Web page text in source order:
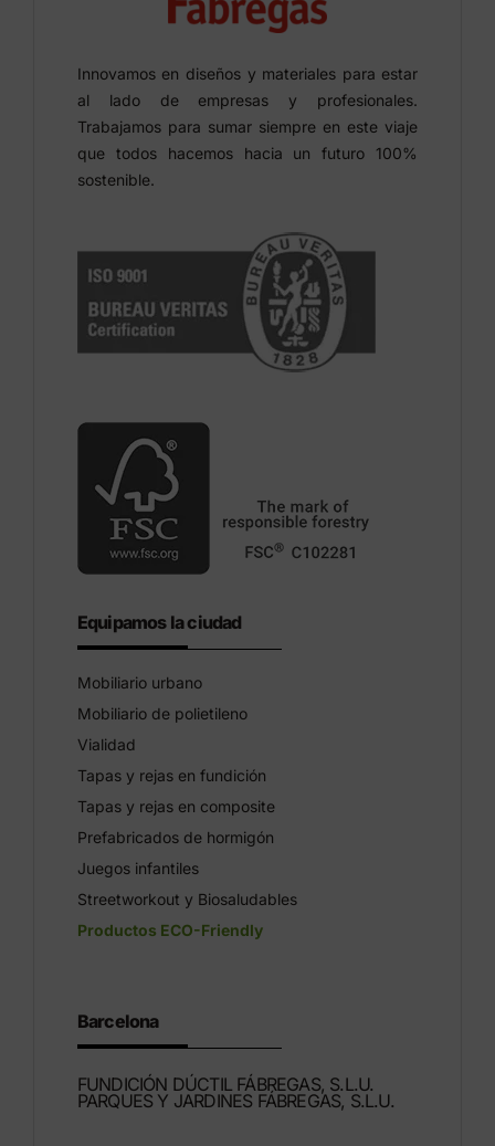
Innovamos en diseños y materiales para estar
al lado de empresas y profesionales.
Trabajamos para sumar siempre en este viaje
que todos hacemos hacia un futuro 100%
sostenible.
Equipamos la ciudad
Mobiliario urbano
Mobiliario de polietileno
Vialidad
Tapas y rejas en fundición
Tapas y rejas en composite
Prefabricados de hormigón
Juegos infantiles
Streetworkout y Biosaludables
Productos ECO-Friendly
Barcelona
FUNDICIÓN DÚCTIL FÁBREGAS, S.L.U.
PARQUES Y JARDINES FÁBREGAS, S.L.U.